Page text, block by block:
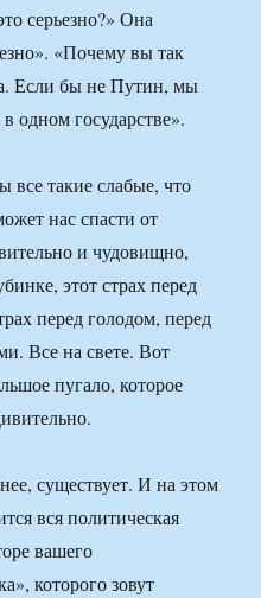
серьезно?» Она
«Почему вы так
Если бы не Путин, мы
одном государстве».
такие слабые, что
нас спасти от
и чудовищно,
этот страх перед
перед голодом, перед
Все на свете. Вот
пугало, которое
существует. И на этом
вся политическая
вашего
которого зовут